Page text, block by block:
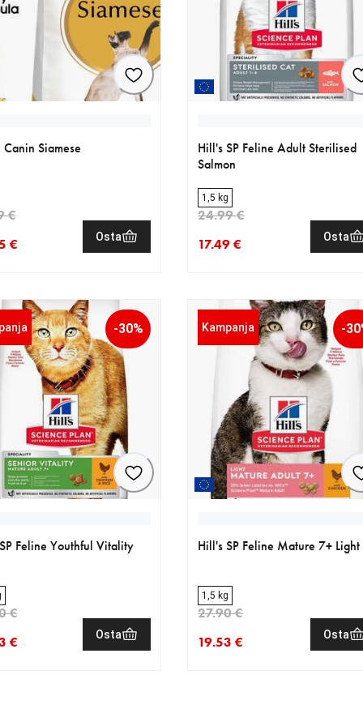
Canin Siamese
€
€
Osta
Hill's SP Feline Adult Sterilised
Salmon
1,5 kg
17.49 €
24.99 €
Osta
-30%
Feline Youthful Vitality
€
€
Osta
Kampanja -
Hill's SP Feline Mature 7+ Light
1,5 kg
19.53 €
27.90 €
Osta